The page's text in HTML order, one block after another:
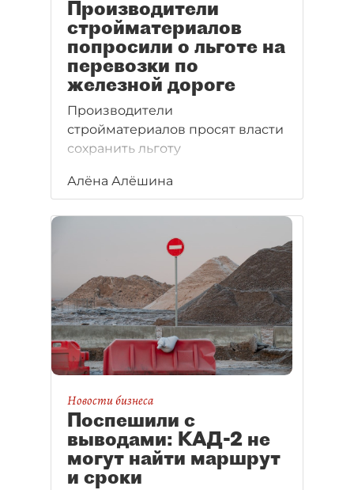
Производители
стройматериалов
попросили о льготе на
перевозки по
железной дороге
Производители
стройматериалов просят власти
сохранить льготу
перевозки. В противном случае
Алёна Алёшина
Новости бизнеса
Поспешили с
выводами: КАД-2 не
могут найти маршрут
и сроки